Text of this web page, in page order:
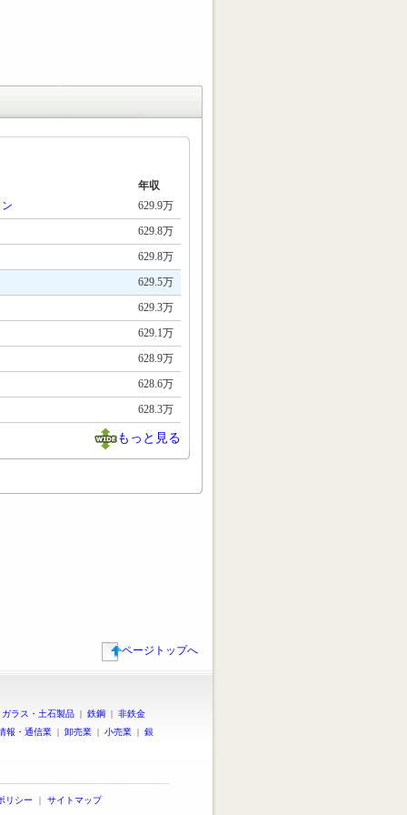
年収
629.9万
629.8万
629.8万
629.5万
629.3万
629.1万
628.9万
628.6万
628.3万
もっと見る
ページトップへ
ガラス・土石製品 | 鉄鋼 | 非鉄金
報・通信業 | 卸売業 | 小売業 | 銀
リシー ｜ サイトマップ